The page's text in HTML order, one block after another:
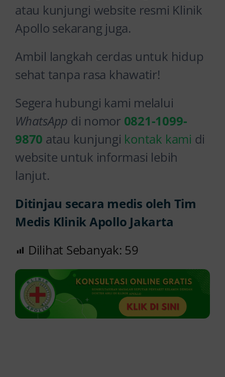
atau kunjungi website resmi Klinik
Apollo sekarang juga.
Ambil langkah cerdas untuk hidup
sehat tanpa rasa khawatir!
Segera hubungi kami melalui
WhatsApp di nomor 0821-1099-
9870 atau kunjungi kontak kami di
website untuk informasi lebih
lanjut.
Ditinjau secara medis oleh Tim
Medis Klinik Apollo Jakarta
Dilihat Sebanyak: 59